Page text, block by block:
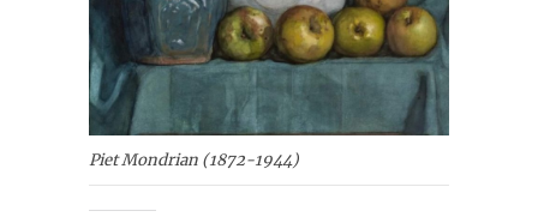
Piet Mondrian (1872-1944)